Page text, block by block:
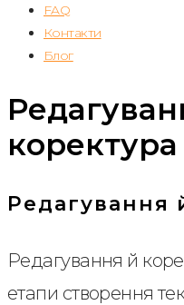
FAQ
Контакти
Блог
коректура
Редагування
Редагування й
етапи створення